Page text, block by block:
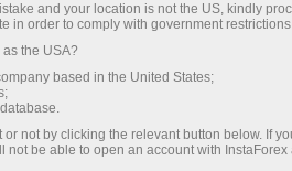
кредитне плече до
найкращих
на ринку, а
умови для
та індексами
трасі
and your location is not the US, kindly
in order to comply with government
the USA?
based in the United States;
not by clicking the relevant button below. If
be able to open an account with InstaForex